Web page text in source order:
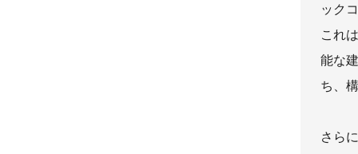
ック
これ
能な
ち、
さら